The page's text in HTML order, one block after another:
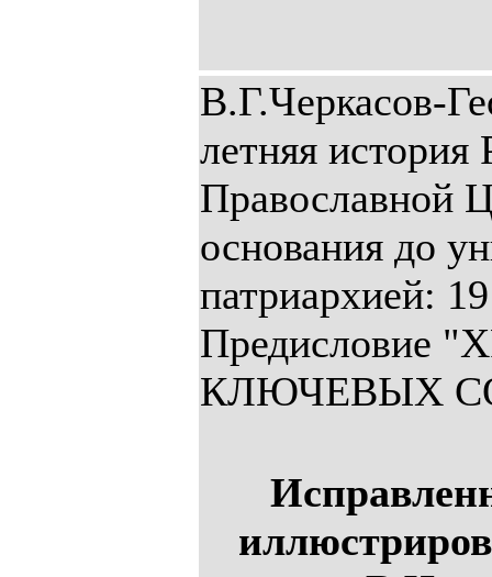
В.Г.Черкасов-
летняя история
Православной
основания до
патриархией:
Предисловие
КЛЮЧЕВЫХ